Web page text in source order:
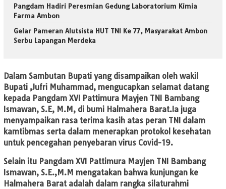
Pangdam Hadiri Peresmian Gedung Laboratorium Kimia
Farma Ambon
Gelar Pameran Alutsista HUT TNI Ke 77, Masyarakat Ambon
Serbu Lapangan Merdeka
Dalam Sambutan Bupati yang disampaikan oleh wakil
Bupati ,Jufri Muhammad, mengucapkan selamat datang
kepada Pangdam XVI Pattimura Mayjen TNI Bambang
Ismawan, S.E, M.M, di bumi Halmahera Barat.Ia juga
menyampaikan rasa terima kasih atas peran TNI dalam
kamtibmas serta dalam menerapkan protokol kesehatan
untuk pencegahan penyebaran virus Covid-19.
Selain itu Pangdam XVI Pattimura Mayjen TNI Bambang
Ismawan, S.E.,M.M mengatakan bahwa kunjungan ke
Halmahera Barat adalah dalam rangka silaturahmi